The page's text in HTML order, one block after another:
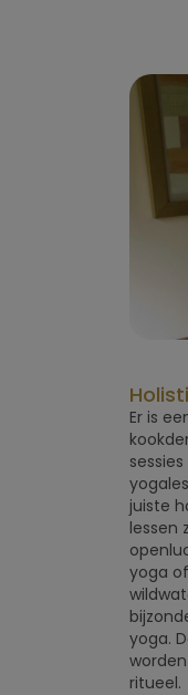
Er is
juiste
lessen
yoga
yoga.
ritueel.